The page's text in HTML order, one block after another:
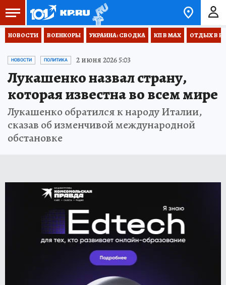
НОВОСТИ ВОЕНКОРЫ УКРАИНА: СВОДКА КП В МАХ ОТДЫХ В
НОВОСТИ ПОЛИТИКА 2 июня 2026 5:03
Лукашенко назвал страну,
которая известна во всем мире
Лукашенко обратился к народу Италии,
сказав об изменчивой международной
обстановке